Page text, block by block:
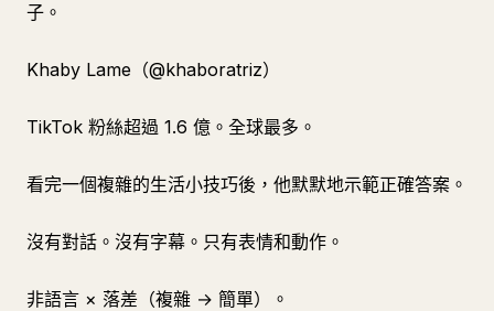
子。
Khaby Lame（@khaboratriz）
TikTok 粉絲超過 1.6 億。全球最多。
看完一個複雜的生活小技巧後，他默默地示範正確答案。
沒有對話。沒有字幕。只有表情和動作。
非語言 × 落差（複雜 → 簡單）。